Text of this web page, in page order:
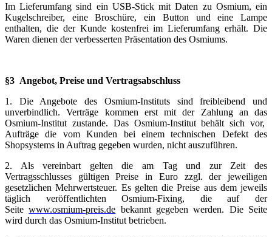
Im Lieferumfang sind ein USB-Stick mit Daten zu Osmium, ein
Kugelschreiber, eine Broschüre, ein Button und eine Lampe
enthalten, die der Kunde kostenfrei im Lieferumfang erhält. Die
Waren dienen der verbesserten Präsentation des Osmiums.
§3 Angebot, Preise und Vertragsabschluss
1. Die Angebote des Osmium-Instituts sind freibleibend und
unverbindlich. Verträge kommen erst mit der Zahlung an das
Osmium-Institut zustande. Das Osmium-Institut behält sich vor,
Aufträge die vom Kunden bei einem technischen Defekt des
Shopsystems in Auftrag gegeben wurden, nicht auszuführen.
2. Als vereinbart gelten die am Tag und zur Zeit des
Vertragsschlusses gültigen Preise in Euro zzgl. der jeweiligen
gesetzlichen Mehrwertsteuer. Es gelten die Preise aus dem jeweils
täglich veröffentlichten Osmium-Fixing, die auf der
Seitewww.osmium-preis.de bekannt gegeben werden. Die Seite
wird durch das Osmium-Institut betrieben.